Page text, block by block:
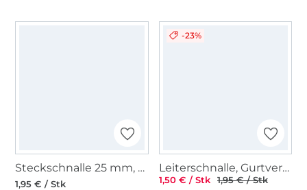
Steckschnalle 25 mm, schwarz
1,95 € / Stk
-23%
Leiterschnalle, Gurtversteller Metall 40 mm, matt schwarz
1,50 € / Stk 1,95 € / Stk